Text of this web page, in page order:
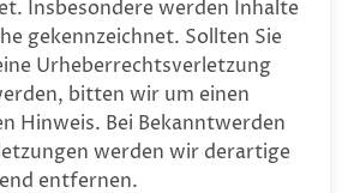
Insbesondere werden Inhalte
gekennzeichnet. Sollten Sie
Urheberrechtsverletzung
bitten wir um einen
Hinweis. Bei Bekanntwerden
werden wir derartige
entfernen.